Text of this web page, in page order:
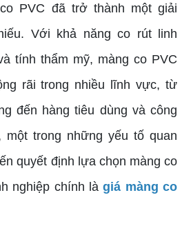
PVC đã trở thành một giải
Với khả năng co rút linh
tính thẩm mỹ, màng co PVC
rãi trong nhiều lĩnh vực, từ
đến hàng tiêu dùng và công
một trong những yếu tố quan
quyết định lựa chọn màng co
nghiệp chính làgiá màng co